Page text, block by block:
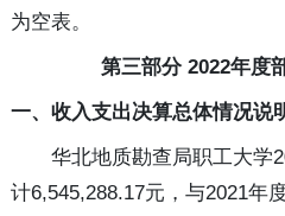
为空表。
第三部分 2022年度
一、收入支出决算总体情况说
华北地质勘查局职工大学
计6,545,288.17元，与2021年